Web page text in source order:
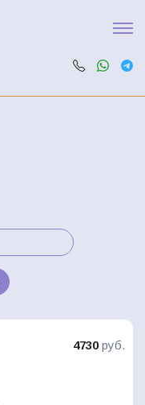
4730руб.